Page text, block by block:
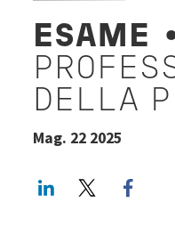
ESAME
DELLA
Mag. 22 2025
LinkedInTwitter